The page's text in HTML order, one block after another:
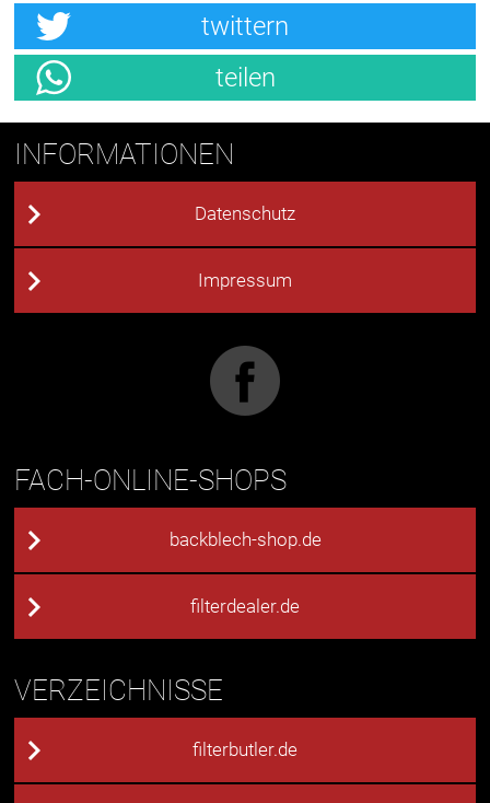
twittern
teilen
INFORMATIONEN
Datenschutz
Impressum
FACH-ONLINE-SHOPS
backblech-shop.de
filterdealer.de
VERZEICHNISSE
filterbutler.de